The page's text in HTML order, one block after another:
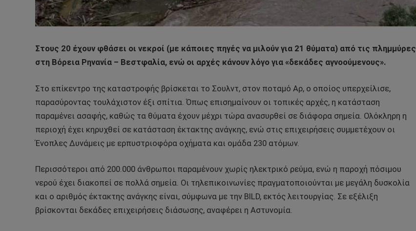
Στους 20 έχουν φθάσει οι νεκροί (με κάποιες πηγές να μιλούν για 21 θύματα) από τις πλημμύρες
στη Βόρεια Ρηνανία – Βεστφαλία, ενώ οι αρχές κάνουν λόγο για «δεκάδες αγνοούμενους».
Στο επίκεντρο της καταστροφής βρίσκεται το Σουλντ, στον ποταμό Αρ, ο οποίος υπερχείλισε,
παρασύροντας τουλάχιστον έξι σπίτια. Όπως επισημαίνουν οι τοπικές αρχές, η κατάσταση
παραμένει ασαφής, καθώς τα θύματα έχουν μέχρι τώρα ανασυρθεί σε διάφορα σημεία. Ολόκληρη η
περιοχή έχει κηρυχθεί σε κατάσταση έκτακτης ανάγκης, ενώ στις επιχειρήσεις συμμετέχουν οι
Ένοπλες Δυνάμεις με ερπυστριοφόρα οχήματα και ομάδα 230 ατόμων.
Περισσότεροι από 200.000 άνθρωποι παραμένουν χωρίς ηλεκτρικό ρεύμα, ενώ η παροχή πόσιμου
νερού έχει διακοπεί σε πολλά σημεία. Οι τηλεπικοινωνίες πραγματοποιούνται με μεγάλη δυσκολία
και ο αριθμός έκτακτης ανάγκης είναι, σύμφωνα με την BILD, εκτός λειτουργίας. Σε εξέλιξη
βρίσκονται δεκάδες επιχειρήσεις διάσωσης, αναφέρει η Αστυνομία.